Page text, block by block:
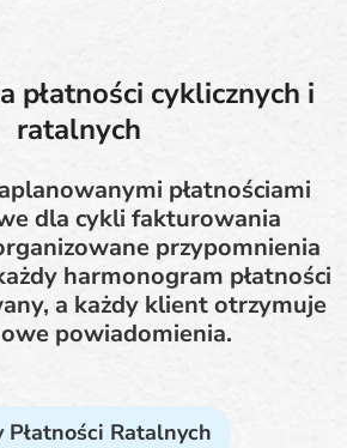
płatności cyklicznych i
ratalnych
płatnościami
dla cykli fakturowania
przypomnienia
harmonogram płatności
a każdy klient otrzymuje
powiadomienia.
Płatności Ratalnych